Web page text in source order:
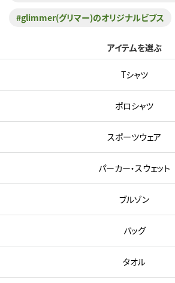
#glimmer(グリマー)のオリジナルビブス
アイテムを選ぶ
Tシャツ
ポロシャツ
スポーツウェア
パーカー・スウェット
ブルゾン
バッグ
タオル